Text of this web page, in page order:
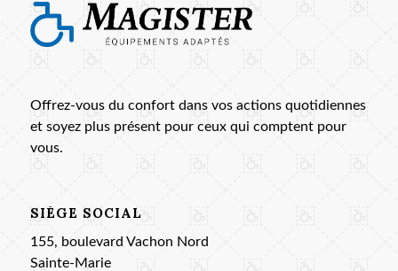
Offrez-vous du confort dans vos actions quotidiennes
et soyez plus présent pour ceux qui comptent pour
vous.
SIÈGE SOCIAL
155, boulevard Vachon Nord
Sainte-Marie